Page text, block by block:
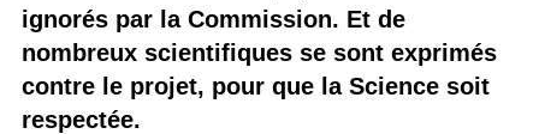
ignorés par la Commission. Et de
nombreux scientifiques se sont exprimés
contre le projet, pour que la Science soit
respectée.